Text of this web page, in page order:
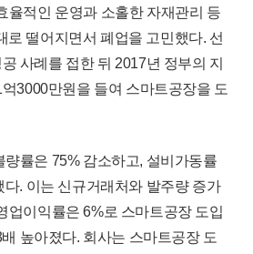
율적인 운영과 소홀한 자재관리 등
로 떨어지면서 폐업을 고민했다. 선
사례를 접한 뒤 2017년 정부의 지
3000만원을 들여 스마트공장을 도
량률은 75% 감소하고, 설비가동률
다. 이는 신규거래처와 발주량 증가
업이익률은 6%로 스마트공장 도입
높아졌다. 회사는 스마트공장 도